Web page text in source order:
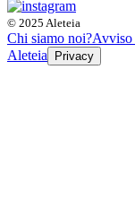
© 2025 Aleteia
Chi siamo noi?Avviso
Aleteia
Privacy